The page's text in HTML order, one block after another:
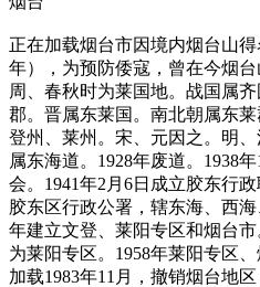
正在加载烟台市因境内烟台山
年），为预防倭寇，曾在今烟
周、春秋时为莱国地。战国属
郡。晋属东莱国。南北朝属东
登州、莱州。宋、元因之。明
属东海道。1928年废道。1938
会。1941年2月6日成立胶东行
胶东区行政公署，辖东海、西
年建立文登、莱阳专区和烟台
为莱阳专区。1958年莱阳专区
加载1983年11月，撤销烟台地